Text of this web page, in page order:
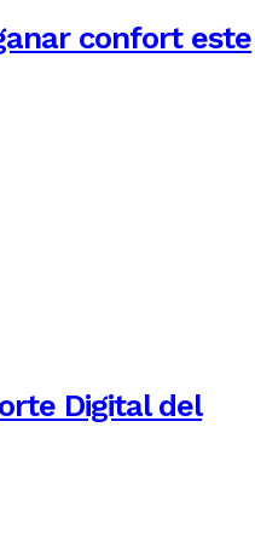
confort este
Digital del